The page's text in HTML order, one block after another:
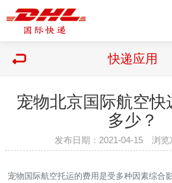
快递应用
宠物北京国际航空快
多少？
发布日期：2021-04-15 浏览
宠物国际航空托运的费用是受多种因素综合